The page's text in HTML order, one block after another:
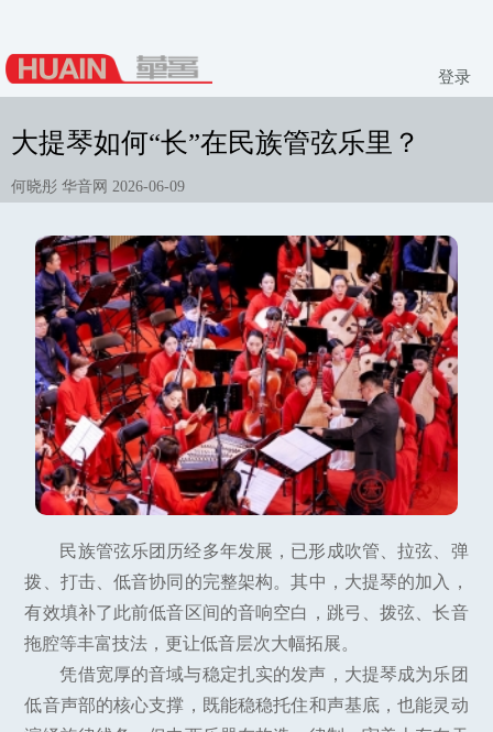
登录
大提琴如何“长”在民族管弦乐里？
何晓彤 华音网 2026-06-09
民族管弦乐团历经多年发展，已形成吹管、拉弦、弹
拨、打击、低音协同的完整架构。其中，大提琴的加入，
有效填补了此前低音区间的音响空白，跳弓、拨弦、长音
拖腔等丰富技法，更让低音层次大幅拓展。
凭借宽厚的音域与稳定扎实的发声，大提琴成为乐团
低音声部的核心支撑，既能稳稳托住和声基底，也能灵动